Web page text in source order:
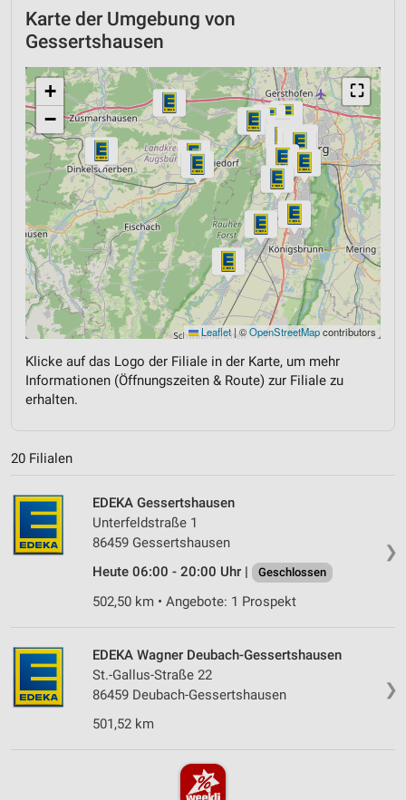
Karte der Umgebung von
Gessertshausen
⛶
+
−
Leaflet|©OpenStreetMapcontributors
Klicke auf das Logo der Filiale in der Karte, um mehr
Informationen (Öffnungszeiten & Route) zur Filiale zu
erhalten.
20 Filialen
❯
EDEKA Gessertshausen
Unterfeldstraße 1
86459 Gessertshausen
Heute 06:00 - 20:00 Uhr |
Geschlossen
502,50 km • Angebote: 1 Prospekt
❯
EDEKA Wagner Deubach-Gessertshausen
St.-Gallus-Straße 22
86459 Deubach-Gessertshausen
501,52 km